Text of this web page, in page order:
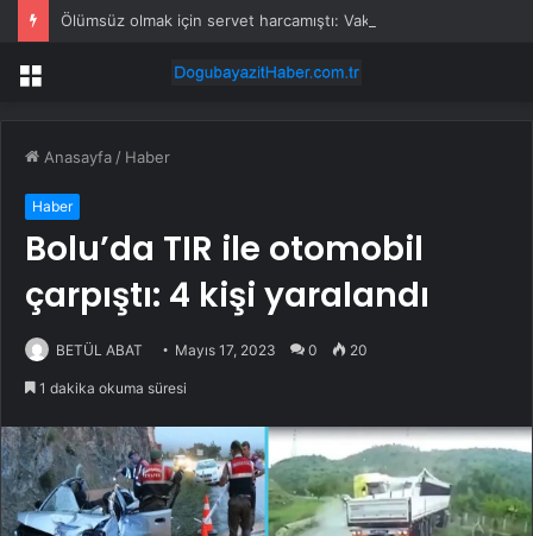
Menü
Anasayfa / Haber
Haber
Bolu’da TIR ile otomobil
çarpıştı: 4 kişi yaralandı
BETÜL ABAT Mayıs 17, 2023 0 20
1 dakika okuma süresi